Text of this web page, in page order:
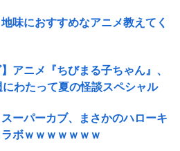
地味におすすめなアニメ教えてく
】アニメ『ちびまる子ちゃん』、
わたって夏の怪談スペシャル
スーパーカブ、まさかのハローキ
ボｗｗｗｗｗｗｗ